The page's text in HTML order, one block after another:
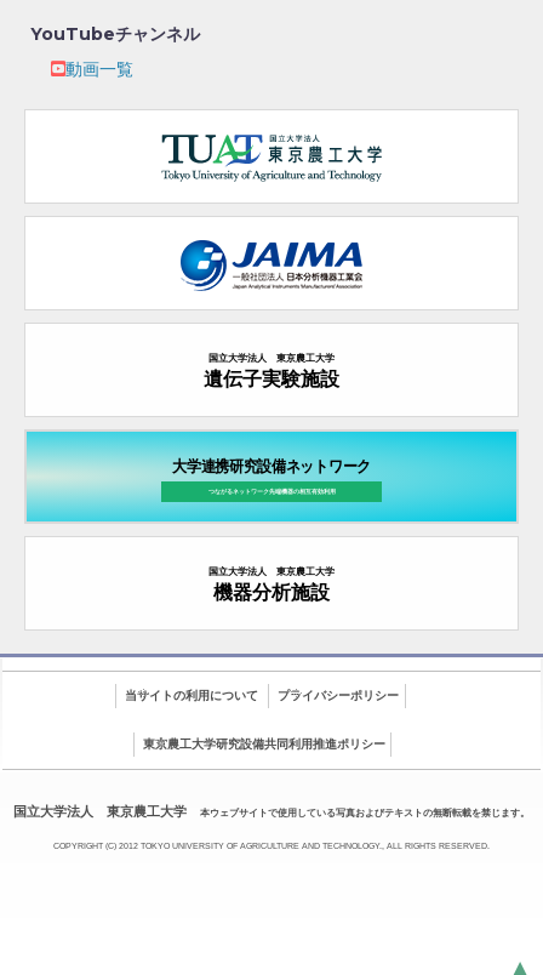
YouTubeチャンネル
動画一覧
国立大学法人 東京農工大学
遺伝子実験施設
大学連携研究設備ネットワーク
つながるネットワーク先端機器の相互有効利用
国立大学法人 東京農工大学
機器分析施設
当サイトの利用について プライバシーポリシー
東京農工大学研究設備共同利用推進ポリシー
国立大学法人 東京農工大学 本ウェブサイトで使用している写真およびテキストの無断転載を禁じます。
COPYRIGHT (C) 2012 TOKYO UNIVERSITY OF AGRICULTURE AND TECHNOLOGY., ALL RIGHTS RESERVED.